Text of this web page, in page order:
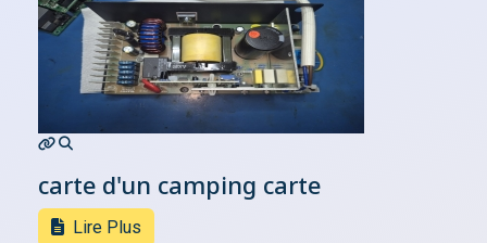
carte d'un camping carte
Lire Plus